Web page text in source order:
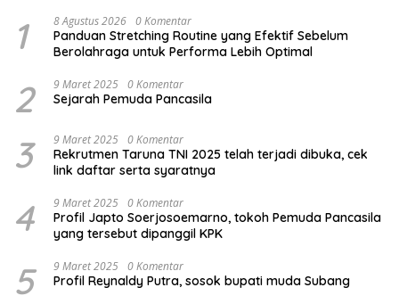
1 8 Agustus 2026 0 Komentar
Panduan Stretching Routine yang Efektif Sebelum
Berolahraga untuk Performa Lebih Optimal
2 9 Maret 2025 0 Komentar
Sejarah Pemuda Pancasila
3 9 Maret 2025 0 Komentar
Rekrutmen Taruna TNI 2025 telah terjadi dibuka, cek
link daftar serta syaratnya
4 9 Maret 2025 0 Komentar
Profil Japto Soerjosoemarno, tokoh Pemuda Pancasila
yang tersebut dipanggil KPK
5 9 Maret 2025 0 Komentar
Profil Reynaldy Putra, sosok bupati muda Subang